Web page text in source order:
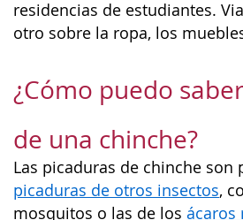
residencias de estudiantes.
otro sobre la ropa, los
¿Cómo puedo
de una chinche?
Las picaduras de chinche son
picaduras de otros insectos,
mosquitos o las de los ácaros